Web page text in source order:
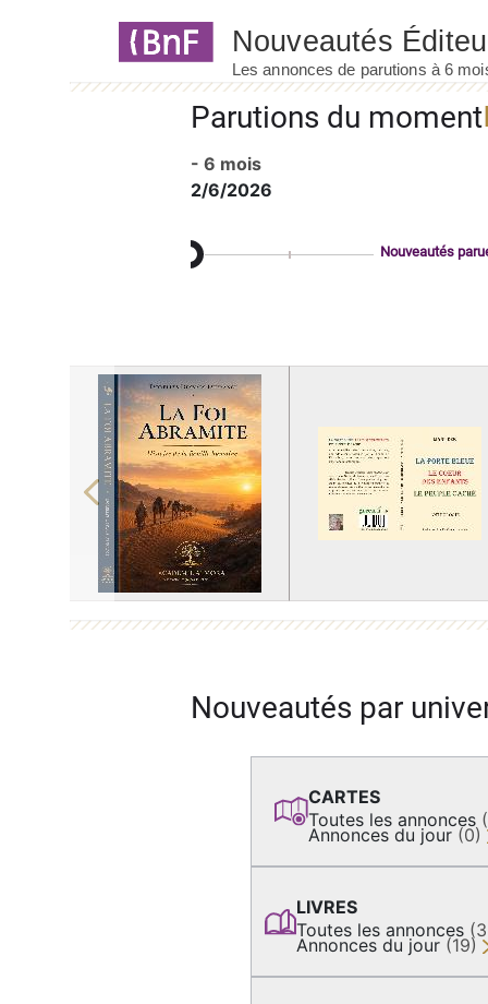
Parutions du moment
- 6 mois
2/6/2026
Nouveautés
Previous
Nouveautés par
CARTES
Toutes les annonces
Annonces du jour (0)
LIVRES
Toutes les annonces
Annonces du jour (19)